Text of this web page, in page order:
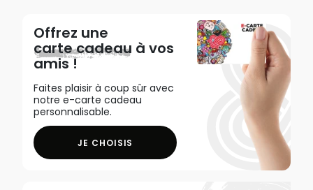
Offrez une
carte cadeau à vos
amis !
Faites plaisir à coup sûr avec
notre e-carte cadeau
personnalisable.
JE CHOISIS